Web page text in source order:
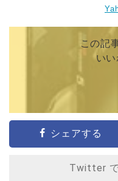
この記
い
シェアする
Twitter